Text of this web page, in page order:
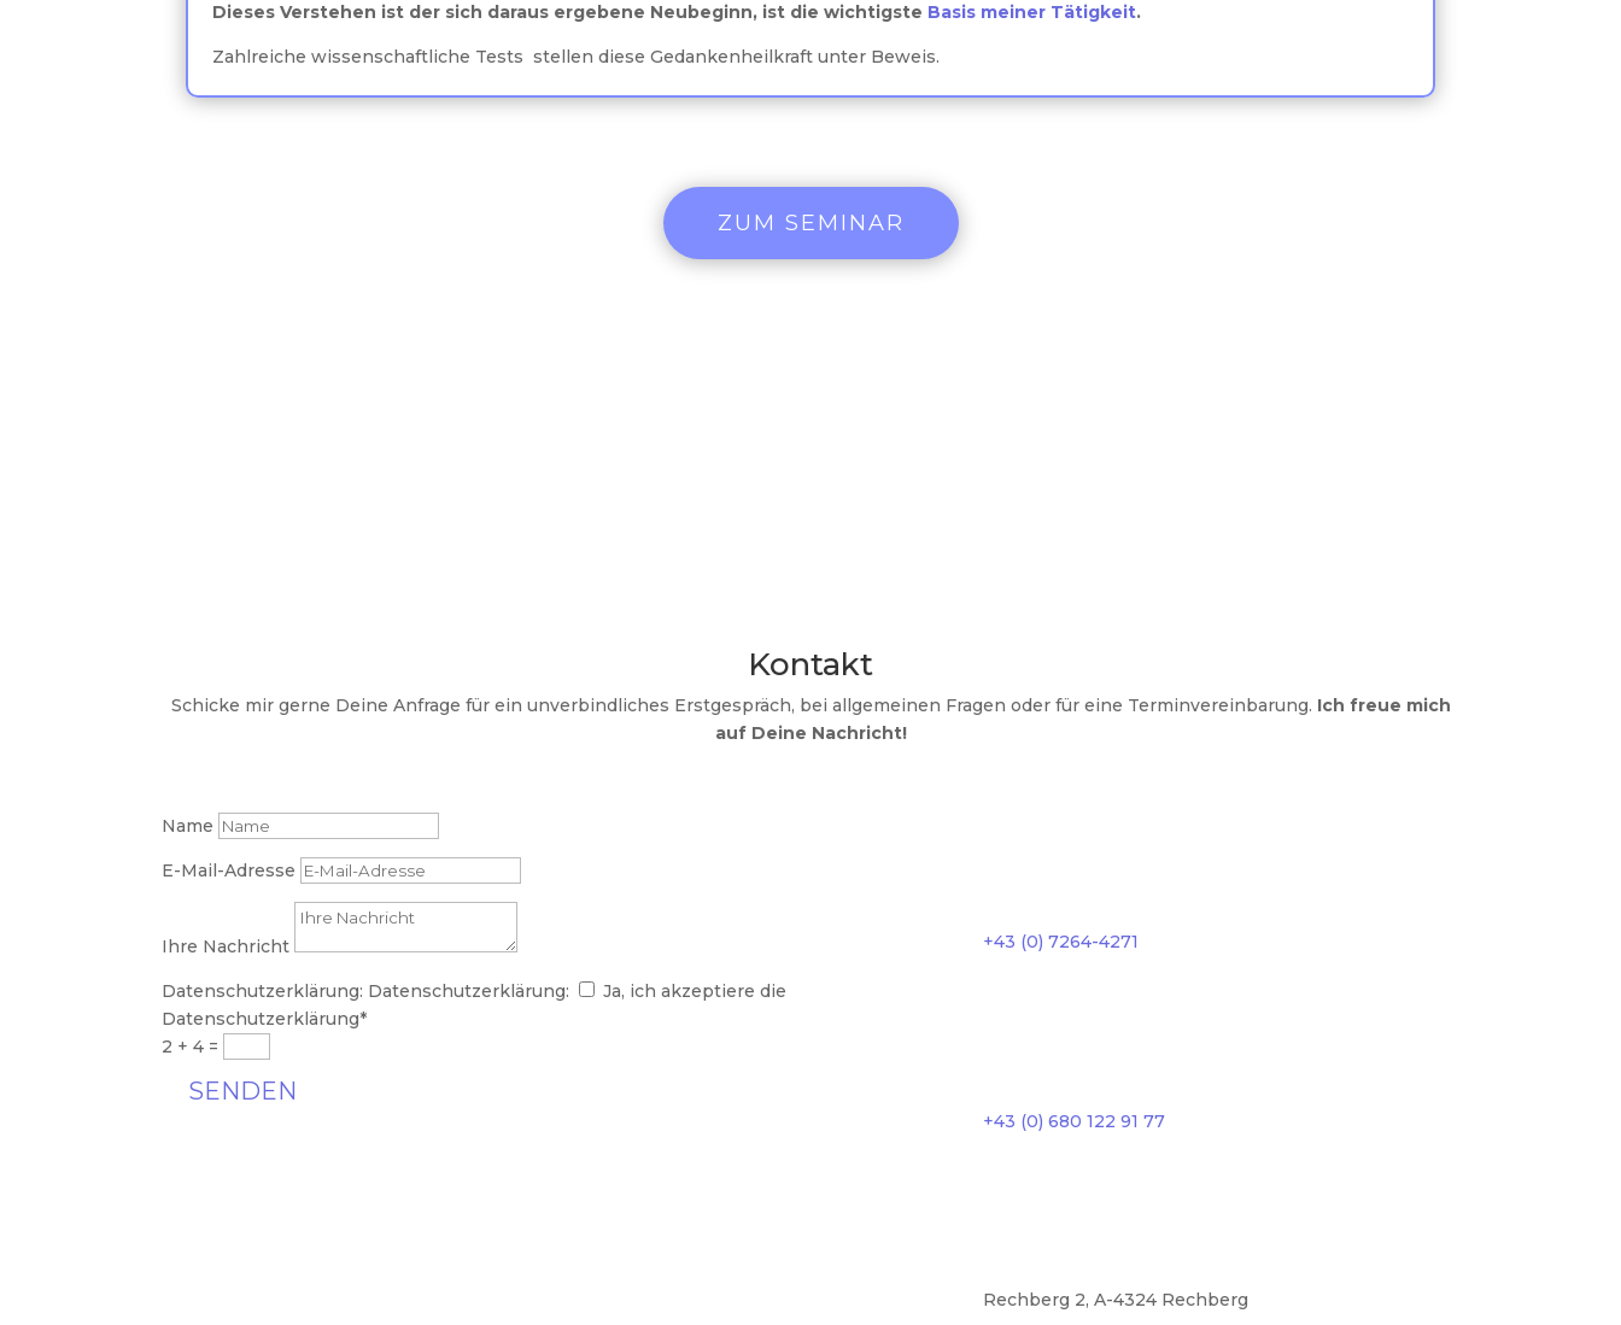
Dieses Verstehen ist der sich daraus ergebene Neubeginn, ist die wichtigste Basis meiner Tätigkeit.
Zahlreiche wissenschaftliche Tests stellen diese Gedankenheilkraft unter Beweis.
ZUM SEMINAR
Kontakt
Schicke mir gerne Deine Anfrage für ein unverbindliches Erstgespräch, bei allgemeinen Fragen oder für eine Terminvereinbarung. Ich freue mich
auf Deine Nachricht!
Name
E-Mail-Adresse
Ihre Nachricht
Datenschutzerklärung: Datenschutzerklärung:
Ja, ich akzeptiere die
Datenschutzerklärung*
2 + 4 =
SENDEN
+43 (0) 7264-4271
+43 (0) 680 122 91 77
Rechberg 2, A-4324 Rechberg